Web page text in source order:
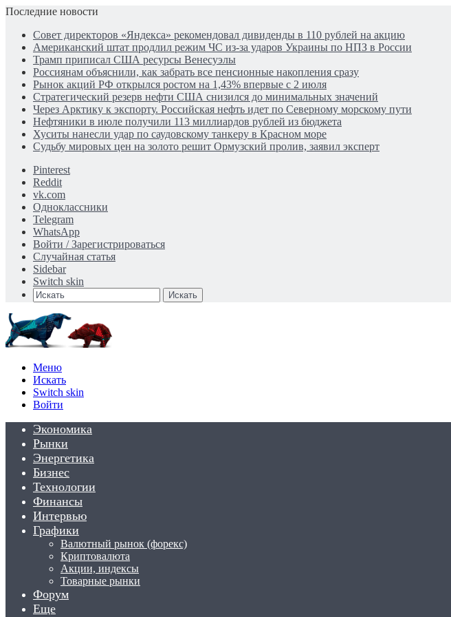
Последние новости
Совет директоров «Яндекса» рекомендовал дивиденды в 110 рублей на акцию
Американский штат продлил режим ЧС из-за ударов Украины по НПЗ в России
Трамп приписал США ресурсы Венесуэлы
Россиянам объяснили, как забрать все пенсионные накопления сразу
Рынок акций РФ открылся ростом на 1,43% впервые с 2 июля
Стратегический резерв нефти США снизился до минимальных значений
Через Арктику к экспорту. Российская нефть идет по Северному морскому пути
Нефтяники в июле получили 113 миллиардов рублей из бюджета
Хуситы нанесли удар по саудовскому танкеру в Красном море
Судьбу мировых цен на золото решит Ормузский пролив, заявил эксперт
Pinterest
Reddit
vk.com
Одноклассники
Telegram
WhatsApp
Войти / Зарегистрироваться
Случайная статья
Sidebar
Switch skin
Искать
Меню
Искать
Switch skin
Войти
Экономика
Рынки
Энергетика
Бизнес
Технологии
Финансы
Интервью
Графики
Валютный рынок (форекс)
Криптовалюта
Акции, индексы
Товарные рынки
Форум
Еще